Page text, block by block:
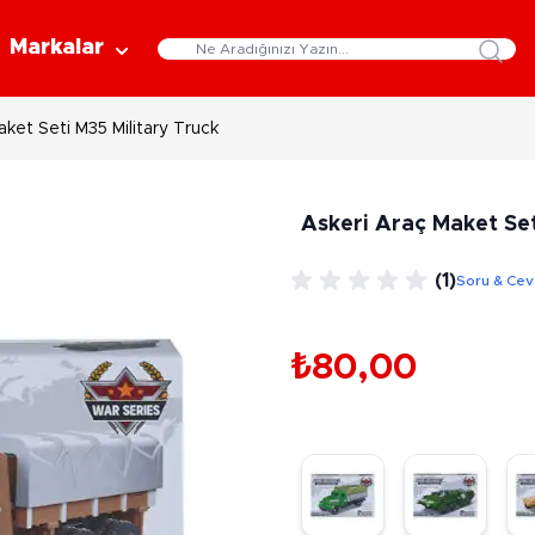
Eğitici Oyuncaklar
Oyunlar
Arkadaş - Aile Kutu Oyunları
Çocuk Kutu Oyunları
Eğitici Oyunlar
Et Bebekler
Fonksiyonlu Bebekler
Oyuncak Bebek Aksesuarları
Kozmetik ve Güzellik Setleri
Aksesuar
3-5 Yaş 6-9 Yaş
Markalar
Seti M35 Military Truck
Askeri Araç Maket
(1)Soru &
₺80,00